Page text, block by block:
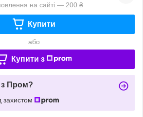
на сайті — 200 ₴
Купити
або
Купити з
з Пром?
захистом